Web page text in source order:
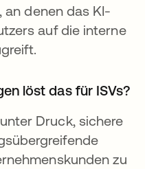
an denen das KI-
auf die interne
löst das für ISVs?
Druck, sichere
zu